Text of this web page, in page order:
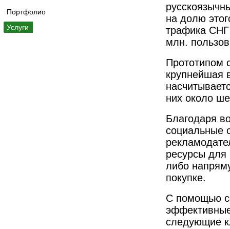
Портфолио
Услуги
на долю
трафика
млн.
Прототипом
крупнейшая
них около
Благодаря
социальные
ресурсы для
либо
покупке.
С помощью
следующие